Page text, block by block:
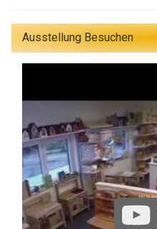
Ausstellung Besuchen